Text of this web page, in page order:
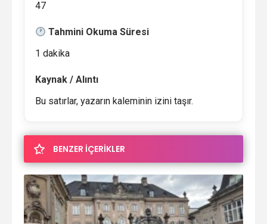
47
Tahmini Okuma Süresi
1 dakika
Kaynak / Alıntı
Bu satırlar, yazarın kaleminin izini taşır.
BENZER İÇERİKLER